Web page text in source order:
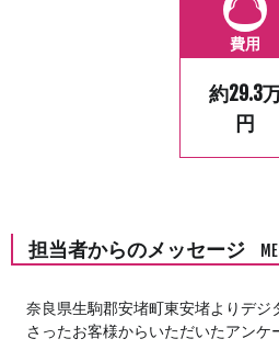
費用
約29.3
円
担当者からのメッセージ
奈良県生駒郡安堵町東安堵よりデ
さったお客様からいただいたアンケ